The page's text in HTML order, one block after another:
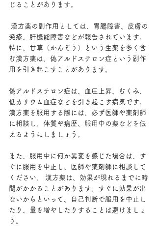
じることがあります。
発疹、肝機能障害などが報告されています。
特に、甘草（かんぞう）という生薬を多く含
む漢方薬は、偽アルドステロン症という副作
用を引き起こすことがあります。
偽アルドステロン症は、血圧上昇、むくみ、
低カリウム血症などを引き起こす病気です。
漢方薬を服用する際には、必ず医師や薬剤師
に相談し、体質や病歴、服用中の薬などを伝
えるようにしましょう。
また、服用中に何か異変を感じた場合は、す
ぐに服用を中止し、医師や薬剤師に相談して
ください。 漢方薬は、効果が現れるまでに時
間がかかることがあります。すぐに効果が出
ないからといって、自己判断で服用を中止し
たり、量を増やしたりすることは避けましょ
う。